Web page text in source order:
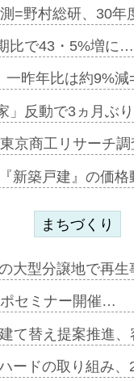
=野村総研、30年
比で43・5%増に…
一昨年比は約9%
」反動で3ヵ月ぶ
京商工リサーチ
新築戸建』の価
まちづくり
大型分譲地で再
セミナー開催…
て替え提案推進
ードの取り組み